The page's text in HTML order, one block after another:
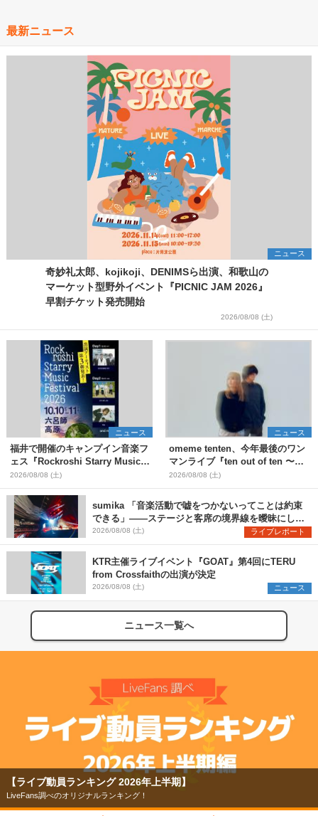
最新ニュース
ニュース
奇妙礼太郎、kojikoji、DENIMSら出演、和歌山の
マーケット型野外イベント『PICNIC JAM 2026』
早割チケット発売開始
2026/08/08 (土)
ニュース
福井で開催のキャンプイン音楽フ
ェス『Rockroshi Starry Music
Festival 2026』第3弾出演者とし
てSCOOBIE DO、かりゆし58、
Reiを発表
2026/08/08 (土)
ニュース
omeme tenten、今年最後のワン
マンライブ『ten out of ten 〜
one man〜』を11月に開催決定
2026/08/08 (土)
sumika 「音楽活動で嘘をつかないってことは約束
できる」――ステージと客席の境界線を曖昧にし
た、ツアーファイナル武道館公演レポート
2026/08/08 (土) ライブレポート
KTR主催ライブイベント『GOAT』第4回にTERU
from Crossfaithの出演が決定
2026/08/08 (土) ニュース
ニュース一覧へ
【ライブ動員ランキング 2026年上半期】
LiveFans調べのオリジナルランキング！